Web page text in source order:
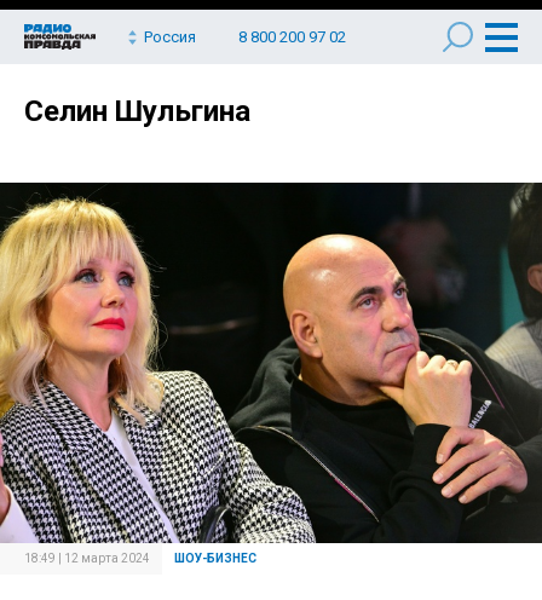
Россия 8 800 200 97 02
Селин Шульгина
18:49 | 12 марта 2024 ШОУ-БИЗНЕС